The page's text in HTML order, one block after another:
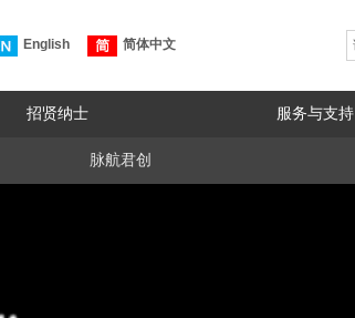
English 简体中文
招贤纳士 服务与支持
脉航君创